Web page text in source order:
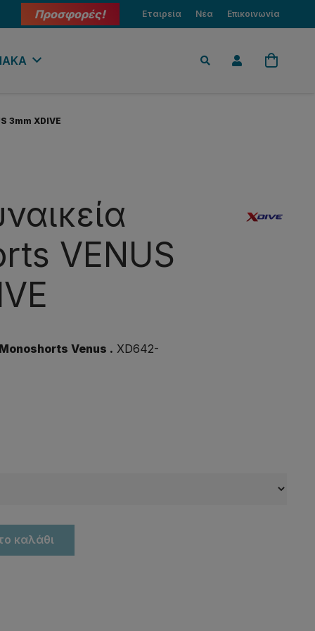
Προσφορές! Εταιρεία Νέα Επικοινωνία
3mm XDIVE
VENUS
Venus . XD642-
καλάθι